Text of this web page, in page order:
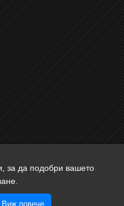
права запазени | Уеб
за да подобри вашето
Виж повече